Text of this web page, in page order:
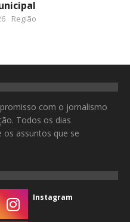
Região
com o jornalismo
Todos os dias
assuntos que se
Instagram